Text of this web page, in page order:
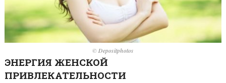
© Depositphotos
ЭНЕРГИЯ ЖЕНСКОЙ
ПРИВЛЕКАТЕЛЬНОСТИ